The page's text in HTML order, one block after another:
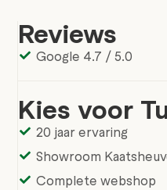
Reviews
Google 4.7 / 5.0
Kies voor
20 jaar ervaring
Showroom
Complete webshop